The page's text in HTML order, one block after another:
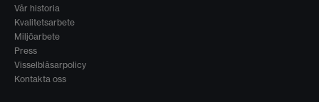
Vår historia
Kvalitetsarbete
Miljöarbete
Press
Visselblåsarpolicy
Kontakta oss